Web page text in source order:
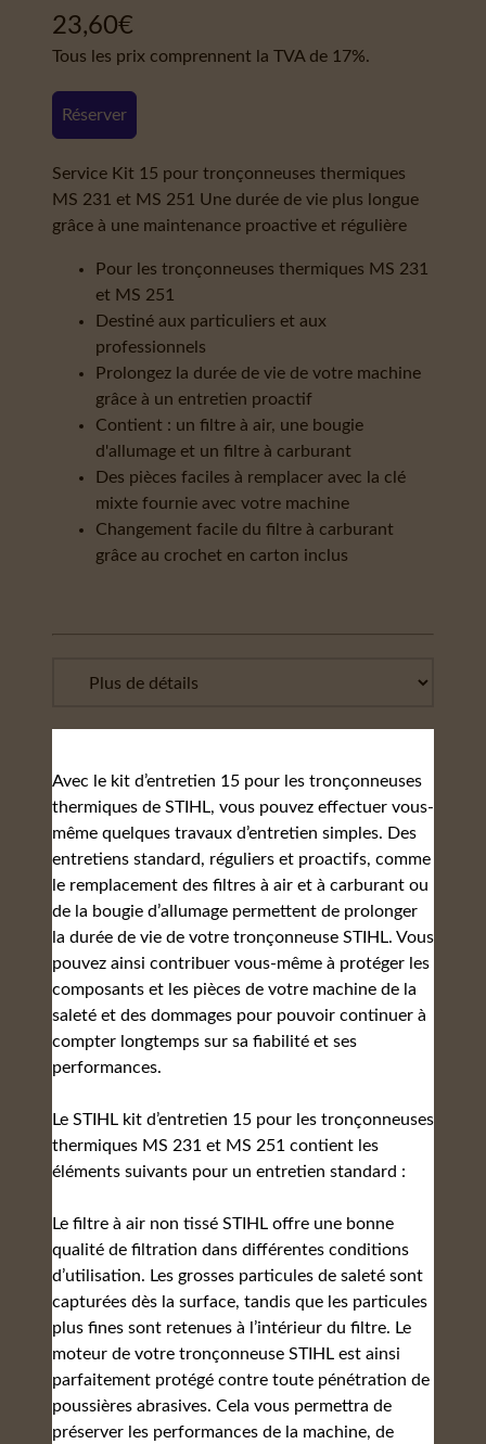
23,60€
Tous les prix comprennent la TVA de 17%.
Réserver
Service Kit 15 pour tronçonneuses thermiques
MS 231 et MS 251 Une durée de vie plus longue
grâce à une maintenance proactive et régulière
Pour les tronçonneuses thermiques MS 231
et MS 251
Destiné aux particuliers et aux
professionnels
Prolongez la durée de vie de votre machine
grâce à un entretien proactif
Contient : un filtre à air, une bougie
d'allumage et un filtre à carburant
Des pièces faciles à remplacer avec la clé
mixte fournie avec votre machine
Changement facile du filtre à carburant
grâce au crochet en carton inclus
Avec le kit d’entretien 15 pour les tronçonneuses
thermiques de STIHL, vous pouvez effectuer vous-
même quelques travaux d’entretien simples. Des
entretiens standard, réguliers et proactifs, comme
le remplacement des filtres à air et à carburant ou
de la bougie d’allumage permettent de prolonger
la durée de vie de votre tronçonneuse STIHL. Vous
pouvez ainsi contribuer vous-même à protéger les
composants et les pièces de votre machine de la
saleté et des dommages pour pouvoir continuer à
compter longtemps sur sa fiabilité et ses
performances.
Le STIHL kit d’entretien 15 pour les tronçonneuses
thermiques MS 231 et MS 251 contient les
éléments suivants pour un entretien standard :
Le filtre à air non tissé STIHL offre une bonne
qualité de filtration dans différentes conditions
d’utilisation. Les grosses particules de saleté sont
capturées dès la surface, tandis que les particules
plus fines sont retenues à l’intérieur du filtre. Le
moteur de votre tronçonneuse STIHL est ainsi
parfaitement protégé contre toute pénétration de
poussières abrasives. Cela vous permettra de
préserver les performances de la machine, de